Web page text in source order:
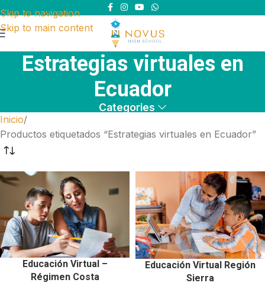
Skip to navigation
Skip to main content
Estrategias virtuales en
Ecuador
Categories
Inicio
Productos etiquetados “Estrategias virtuales en Ecuador”
Educación Virtual –
Régimen Costa
Educación Virtual Región
Sierra